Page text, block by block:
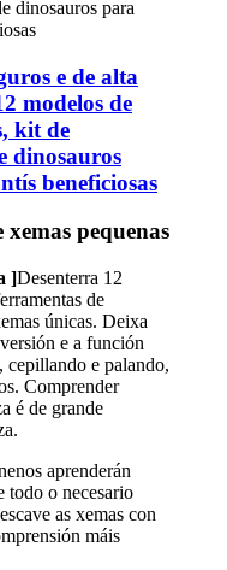
e de alta
modelos de
kit de
dinosauros
beneficiosas
xemas pequenas
]Desenterra 12
de
únicas. Deixa
e a función
cepillando e palando,
Comprender
é de grande
aprenderán
todo o necesario
as xemas con
máis